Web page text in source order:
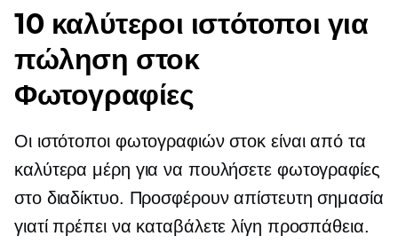
10 καλύτεροι ιστότοποι για
πώληση στοκ
Φωτογραφίες
Οι ιστότοποι φωτογραφιών στοκ είναι από τα
καλύτερα μέρη για να πουλήσετε φωτογραφίες
στο διαδίκτυο. Προσφέρουν απίστευτη σημασία
γιατί πρέπει να καταβάλετε λίγη προσπάθεια.